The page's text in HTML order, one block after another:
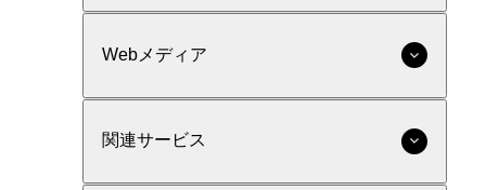
Webメディア
関連サービス